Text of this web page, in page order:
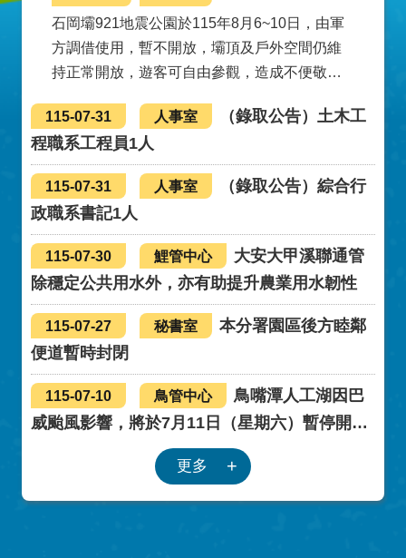
石岡壩921地震公園於115年8月6~10日，由軍
方調借使用，暫不開放，壩頂及戶外空間仍維
持正常開放，遊客可自由參觀，造成不便敬請
115-07-31 人事室
（錄取公告）土木工
程職系工程員1人
115-07-31 人事室
（錄取公告）綜合行
政職系書記1人
115-07-30 鯉管中心
大安大甲溪聯通管
除穩定公共用水外，亦有助提升農業用水韌性
115-07-27 秘書室
本分署園區後方睦鄰
便道暫時封閉
115-07-10 鳥管中心
鳥嘴潭人工湖因巴
威颱風影響，將於7月11日（星期六）暫停開
更多